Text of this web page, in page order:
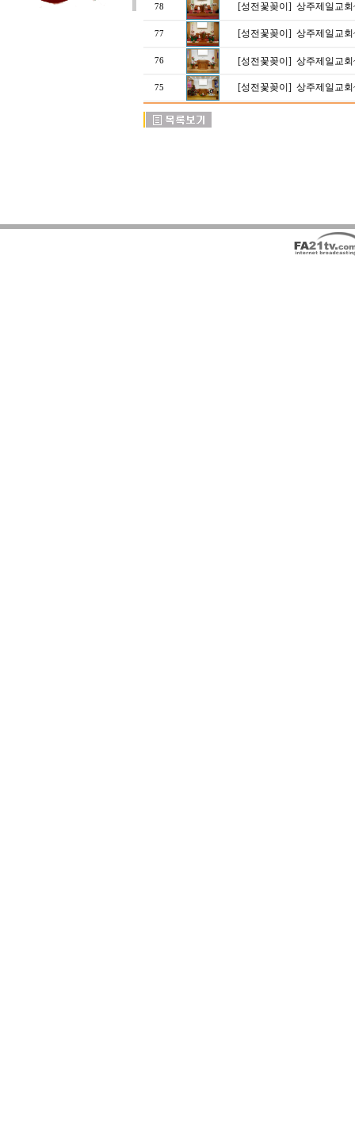
78 [성전꽃꽂이] 상주제일교
77 [성전꽃꽂이] 상주제일교
76 [성전꽃꽂이] 상주제일교
75 [성전꽃꽂이] 상주제일교